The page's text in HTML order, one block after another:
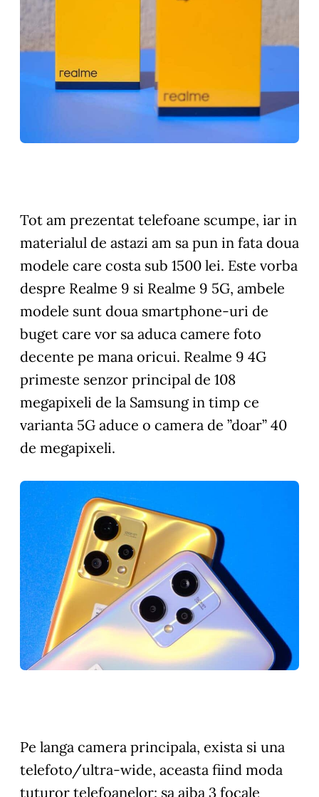
Tot am prezentat telefoane scumpe, iar in
materialul de astazi am sa pun in fata doua
modele care costa sub 1500 lei. Este vorba
despre Realme 9 si Realme 9 5G, ambele
modele sunt doua smartphone-uri de
buget care vor sa aduca camere foto
decente pe mana oricui. Realme 9 4G
primeste senzor principal de 108
megapixeli de la Samsung in timp ce
varianta 5G aduce o camera de ”doar” 40
de megapixeli.
Pe langa camera principala, exista si una
telefoto/ultra-wide, aceasta fiind moda
tuturor telefoanelor: sa aiba 3 focale